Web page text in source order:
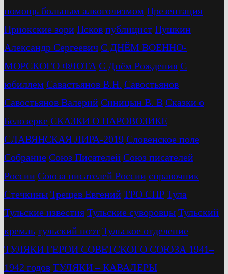
помощь больным алкоголизмом Презентация
Приокские зори Псков публицист Пушкин
Александр Сергеевич С ДНЁМ ВОЕННО-
МОРСКОГО ФЛОТА С Днём Рождения С
юбиллем Савастьянов В.Н. Савостьянов
Савостьянов Валерий Синицын В. В Сказки о
Белозерке СКАЗКИ О ПАРОВОЗИКЕ
СЛАВЯНСКАЯ ЛИРА-2019 Словенское поле
Собрание Союз Писателей Союз писателей
России Союза писателей России справочник
Стечкины Трещев Евгений ТРО СПР Тула
Тульские известия Тульские суворовцы Тульский
кремль тульский поэт Тульское отделение
ТУЛЯКИ ГЕРОИ СОВЕТСКОГО СОЮЗА 1941–
1942 годов ТУЛЯКИ – КАВАЛЕРЫ